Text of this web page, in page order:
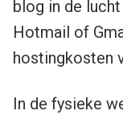
blog in de
Hotmail of
hostingkosten
In de fysieke